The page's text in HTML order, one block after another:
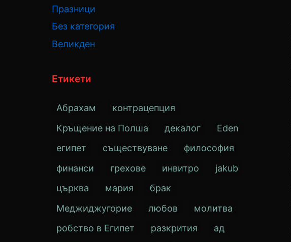
Празници
Без категория
Великден
Етикети
Абрахам
контрацепция
Кръщение на Полша
декалог
Eden
египет
съществуване
философия
финанси
грехове инвитро
jakub
църква
мария
брак
Меджиджугорие
любов
молитва
робство в Египет
разкрития
ад